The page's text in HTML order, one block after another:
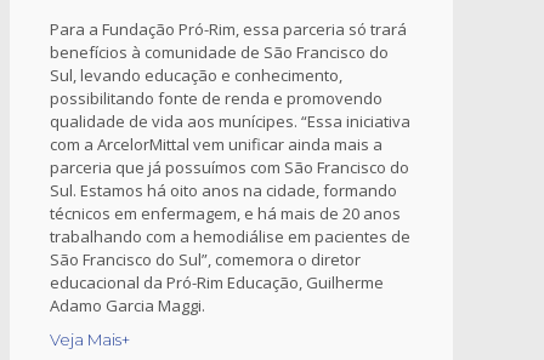
Para a Fundação Pró-Rim, essa parceria só trará
benefícios à comunidade de São Francisco do
Sul, levando educação e conhecimento,
possibilitando fonte de renda e promovendo
qualidade de vida aos munícipes. “Essa iniciativa
com a ArcelorMittal vem unificar ainda mais a
parceria que já possuímos com São Francisco do
Sul. Estamos há oito anos na cidade, formando
técnicos em enfermagem, e há mais de 20 anos
trabalhando com a hemodiálise em pacientes de
São Francisco do Sul”, comemora o diretor
educacional da Pró-Rim Educação, Guilherme
Adamo Garcia Maggi.
Veja Mais+